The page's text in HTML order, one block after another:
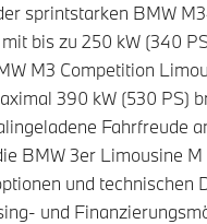
sprintstarken BMW
bis zu 250 kW (340
M3 Competition
390 kW (530 PS)
Fahrfreude
BMW 3er Limousine
und technischen
und